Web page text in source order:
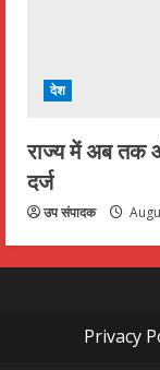
देश
राज्य में अब तक
दर्ज
उप संपादक
Privacy